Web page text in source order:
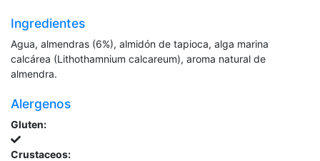
Ingredientes
Agua, almendras (6%), almidón de tapioca, alga marina
calcárea (Lithothamnium calcareum), aroma natural de
almendra.
Alergenos
Gluten:
Crustaceos: